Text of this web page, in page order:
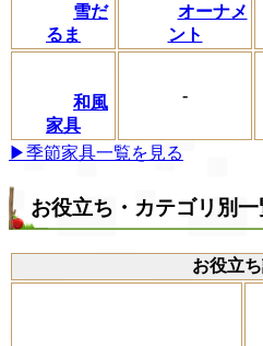
雪だ
るま
オーナメ
ント
和風
家具
-
▶季節家具一覧を見る
お役立ち・カテゴリ別一
お役立